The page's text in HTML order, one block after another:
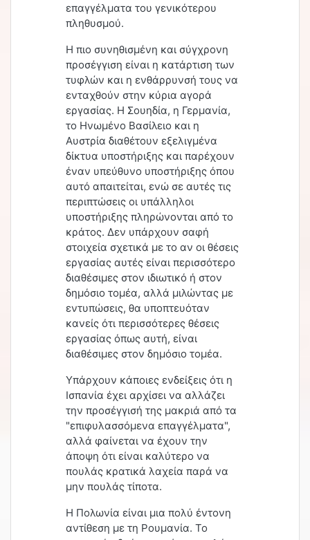
επαγγέλματα του γενικότερου
πληθυσμού.
Η πιο συνηθισμένη και σύγχρονη
προσέγγιση είναι η κατάρτιση των
τυφλών και η ενθάρρυνσή τους να
ενταχθούν στην κύρια αγορά
εργασίας. Η Σουηδία, η Γερμανία,
το Ηνωμένο Βασίλειο και η
Αυστρία διαθέτουν εξελιγμένα
δίκτυα υποστήριξης και παρέχουν
έναν υπεύθυνο υποστήριξης όπου
αυτό απαιτείται, ενώ σε αυτές τις
περιπτώσεις οι υπάλληλοι
υποστήριξης πληρώνονται από το
κράτος. Δεν υπάρχουν σαφή
στοιχεία σχετικά με το αν οι θέσεις
εργασίας αυτές είναι περισσότερο
διαθέσιμες στον ιδιωτικό ή στον
δημόσιο τομέα, αλλά μιλώντας με
εντυπώσεις, θα υποπτευόταν
κανείς ότι περισσότερες θέσεις
εργασίας όπως αυτή, είναι
διαθέσιμες στον δημόσιο τομέα.
Υπάρχουν κάποιες ενδείξεις ότι η
Ισπανία έχει αρχίσει να αλλάζει
την προσέγγισή της μακριά από τα
"επιφυλασσόμενα επαγγέλματα",
αλλά φαίνεται να έχουν την
άποψη ότι είναι καλύτερο να
πουλάς κρατικά λαχεία παρά να
μην πουλάς τίποτα.
Η Πολωνία είναι μια πολύ έντονη
αντίθεση με τη Ρουμανία. Το